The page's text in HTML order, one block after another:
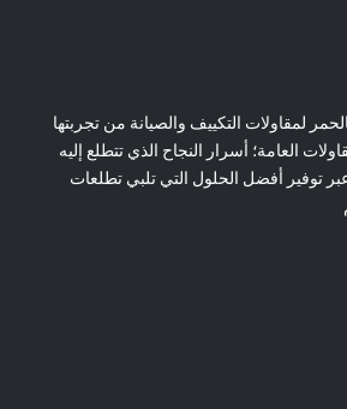
لمقاولات التكييف والصيانة من تجربتها
العامة؛ أسرار النجاح الذي تتطلع إليه
توفير أفضل الحلول التي تلبي تطلعات